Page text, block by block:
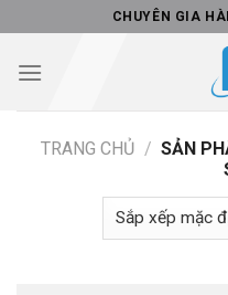
to
content
CHUYÊN GIA
TRANG CHỦ / SẢN